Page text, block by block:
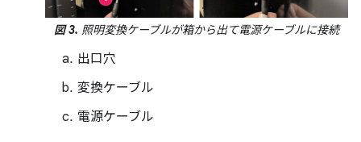
図 3. 照明変換ケーブルが箱から出て電源ケーブルに接続
出口穴
変換ケーブル
電源ケーブル